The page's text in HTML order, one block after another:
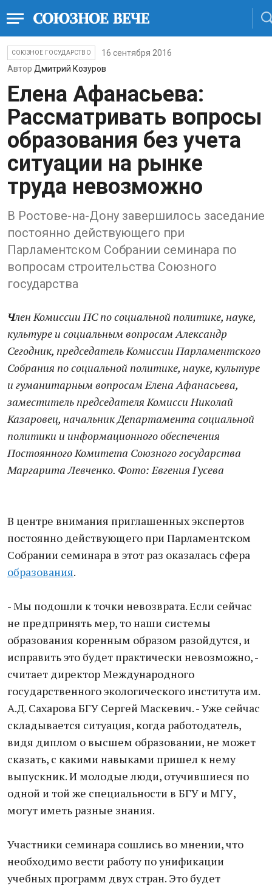
СОЮЗНОЕ ГОСУДАРСТВО
16 сентября 2016
Автор Дмитрий Козуров
Елена Афанасьева:
Рассматривать вопросы
образования без учета
ситуации на рынке
труда невозможно
В Ростове-на-Дону завершилось заседание
постоянно действующего при
Парламентском Собрании семинара по
вопросам строительства Союзного
государства
Член Комиссии ПС по социальной политике, науке,
культуре и социальным вопросам Александр
Сегодник, председатель Комиссии Парламентского
Собрания по социальной политике, науке, культуре
и гуманитарным вопросам Елена Афанасьева,
заместитель председателя Комисси Николай
Казаровец, начальник Департамента социальной
политики и информационного обеспечения
Постоянного Комитета Союзного государства
Маргарита Левченко. Фото: Евгения Гусева
В центре внимания приглашенных экспертов
постоянно действующего при Парламентском
Собрании семинара в этот раз оказалась сфера
образования.
- Мы подошли к точки невозврата. Если сейчас
не предпринять мер, то наши системы
образования коренным образом разойдутся, и
исправить это будет практически невозможно, -
считает директор Международного
государственного экологического института им.
А.Д. Сахарова БГУ Сергей Маскевич. - Уже сейчас
складывается ситуация, когда работодатель,
видя диплом о высшем образовании, не может
сказать, с какими навыками пришел к нему
выпускник. И молодые люди, отучившиеся по
одной и той же специальности в БГУ и МГУ,
могут иметь разные знания.
Участники семинара сошлись во мнении, что
необходимо вести работу по унификации
учебных программ двух стран. Это будет